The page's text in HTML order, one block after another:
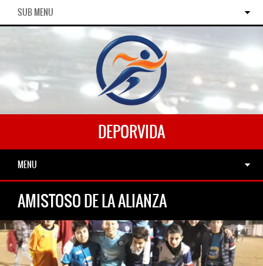
SUB MENU
DEPORVIDA
MENU
AMISTOSO DE LA ALIANZA